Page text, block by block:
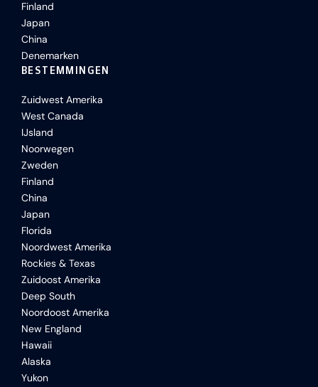
Finland
Japan
China
Denemarken
BESTEMMINGEN
Zuidwest Amerika
West Canada
IJsland
Noorwegen
Zweden
Finland
China
Japan
Florida
Noordwest Amerika
Rockies & Texas
Zuidoost Amerika
Deep South
Noordoost Amerika
New England
Hawaii
Alaska
Yukon